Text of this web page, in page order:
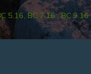
5.16, BC 7.16 , BC